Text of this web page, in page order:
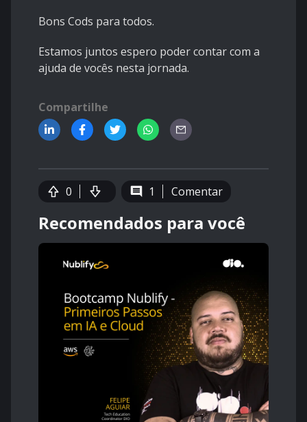
Bons Cods para todos.
Estamos juntos espero poder contar com a
ajuda de vocês nesta jornada.
Compartilhe
0 1 Comentar
Recomendados para você